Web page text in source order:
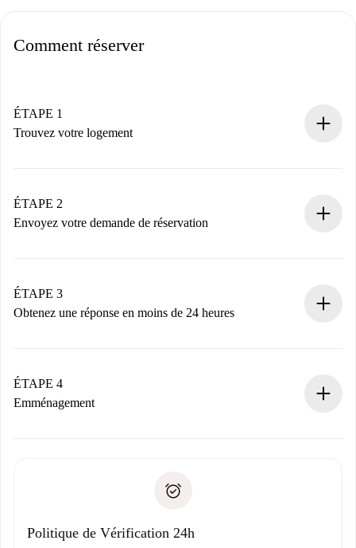
Comment réserver
ÉTAPE 1
Trouvez votre logement
Vous disposez à l’avance de toutes les informations
nécessaires.
ÉTAPE 2
Envoyez votre demande de réservation
Nous ne vous facturerons rien tant que le propriétaire
n’aura pas accepté.
ÉTAPE 3
Obtenez une réponse en moins de 24 heures
contact avec le propriétaire.
Si refusé : aucun prélèvement et nous vous proposerons
Justificatif de solvabilité
ÉTAPE 4
Emménagement
uniquement si aucun problème n'est signalé.
Politique de Vérification 24h